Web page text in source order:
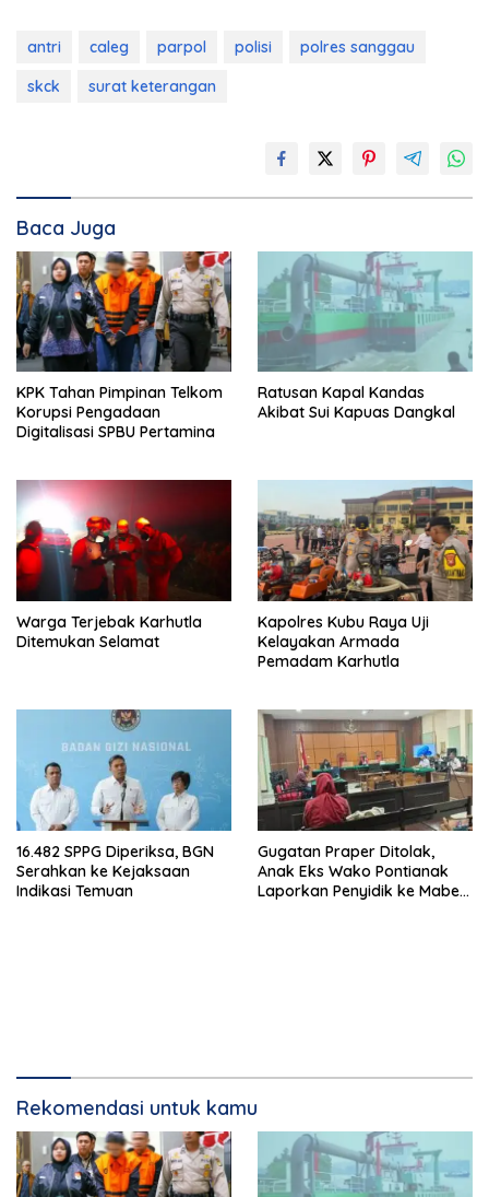
antri caleg parpol polisi
polres sanggau
skck
surat keterangan
Baca Juga
KPK Tahan Pimpinan Telkom
Korupsi Pengadaan
Digitalisasi SPBU Pertamina
Ratusan Kapal Kandas
Akibat Sui Kapuas Dangkal
Warga Terjebak Karhutla
Ditemukan Selamat
Kapolres Kubu Raya Uji
Kelayakan Armada
Pemadam Karhutla
16.482 SPPG Diperiksa, BGN
Serahkan ke Kejaksaan
Indikasi Temuan
Gugatan Praper Ditolak,
Anak Eks Wako Pontianak
Laporkan Penyidik ke Mabes
Rekomendasi untuk kamu